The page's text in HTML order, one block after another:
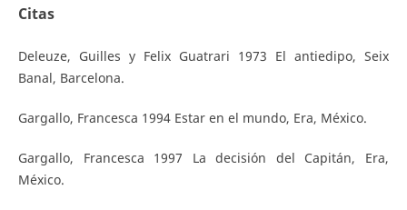
Citas
Deleuze, Guilles y Felix Guatrari 1973 El antiedipo, Seix
Banal, Barcelona.
Gargallo, Francesca 1994 Estar en el mundo, Era, México.
Gargallo, Francesca 1997 La decisión del Capitán, Era,
México.